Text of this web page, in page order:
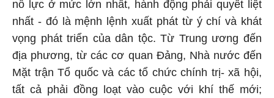
nỗ lực ở mức lớn nhất, hành động phải quyết liệt
nhất - đó là mệnh lệnh xuất phát từ ý chí và khát
vọng phát triển của dân tộc. Từ Trung ương đến
địa phương, từ các cơ quan Đảng, Nhà nước đến
Mặt trận Tổ quốc và các tổ chức chính trị- xã hội,
tất cả phải đồng loạt vào cuộc với khí thế mới;